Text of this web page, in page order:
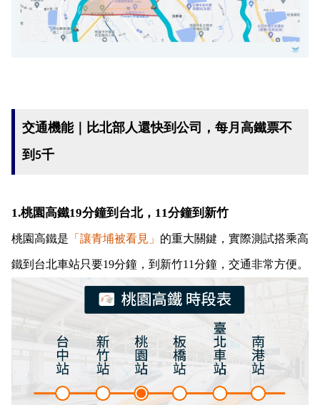
交通機能｜比北部人還快到公司，每月高鐵票不
到5千
1.桃園高鐵19分鐘到台北，11分鐘到新竹
桃園高鐵是 「讓青埔被看見」 的重大關鍵，實際測試搭乘高
鐵到台北車站只要19分鐘，到新竹11分鐘，交通非常方便。